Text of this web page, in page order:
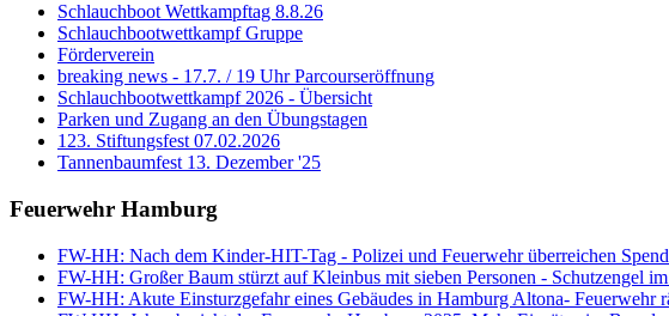
Schlauchboot Wettkampftag 8.8.26
Schlauchbootwettkampf Gruppe
Förderverein
breaking news - 17.7. / 19 Uhr Parcourseröffnung
Schlauchbootwettkampf 2026 - Übersicht
Parken und Zugang an den Übungstagen
123. Stiftungsfest 07.02.2026
Tannenbaumfest 13. Dezember '25
Feuerwehr Hamburg
FW-HH: Nach dem Kinder-HIT-Tag - Polizei und Feuerwehr überreichen
FW-HH: Großer Baum stürzt auf Kleinbus mit sieben Personen - Schutzengel
FW-HH: Akute Einsturzgefahr eines Gebäudes in Hamburg Altona- Feuerwehr